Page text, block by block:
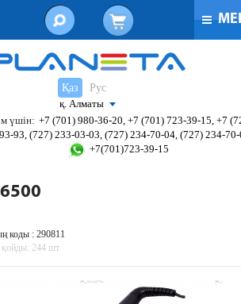
Қаз
Рус
қ. Алматы
үшін: +7 (701) 980-36-20, +7 (701) 723-39-15, +7
93, (727) 233-03-03, (727) 234-70-04, (727) 234-
+7(701)723-39-15
коды : 290811
244 шт